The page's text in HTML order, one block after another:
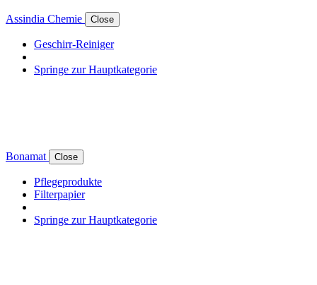
Assindia Chemie Close
Geschirr-Reiniger
Springe zur Hauptkategorie
Bonamat Close
Pflegeprodukte
Filterpapier
Springe zur Hauptkategorie